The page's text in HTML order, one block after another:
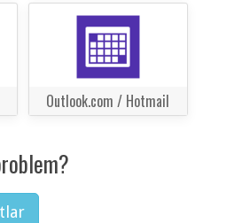
Outlook.com / Hotmail